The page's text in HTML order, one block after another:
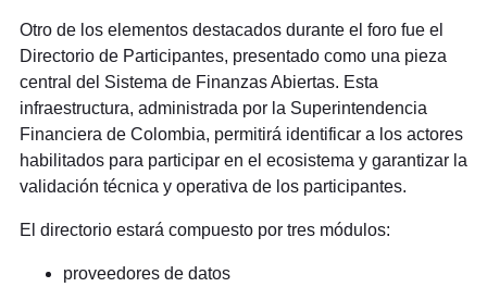
Otro de los elementos destacados durante el foro fue el
Directorio de Participantes, presentado como una pieza
central del Sistema de Finanzas Abiertas. Esta
infraestructura, administrada por la Superintendencia
Financiera de Colombia, permitirá identificar a los actores
habilitados para participar en el ecosistema y garantizar la
validación técnica y operativa de los participantes.
El directorio estará compuesto por tres módulos:
proveedores de datos